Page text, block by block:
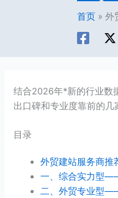
首页 外
结合2026年*新的行业数
出口碑和专业度靠前的几
目录
外贸建站服务商推
一、综合实力型
二、外贸专业型